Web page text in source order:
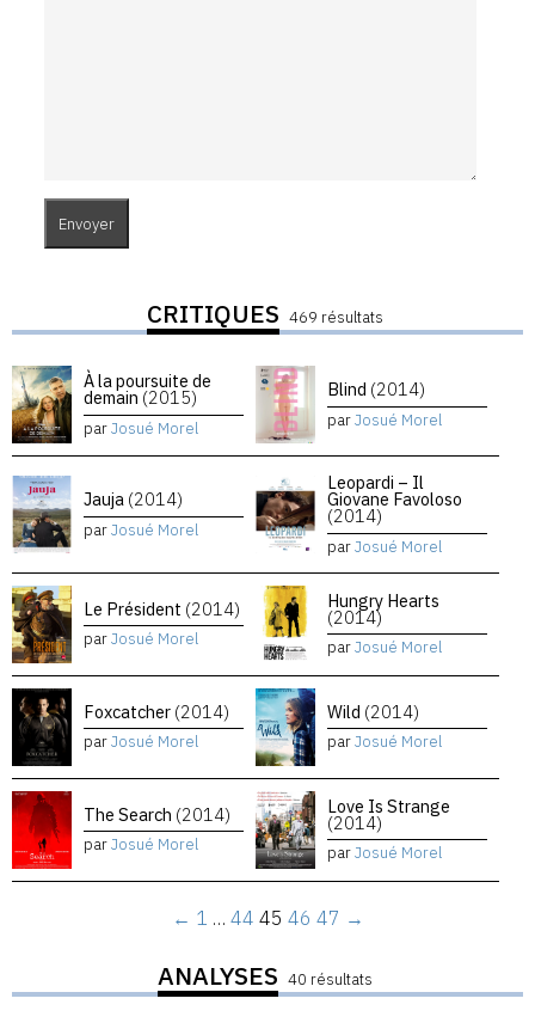
CRITIQUES 469 résultats
À la poursuite de
demain (2015)
parJosué Morel
Blind (2014)
parJosué Morel
Jauja (2014)
parJosué Morel
Leopardi – Il
Giovane Favoloso
(2014)
parJosué Morel
Le Président (2014)
parJosué Morel
Hungry Hearts
(2014)
parJosué Morel
Foxcatcher (2014)
parJosué Morel
Wild (2014)
parJosué Morel
The Search (2014)
parJosué Morel
Love Is Strange
(2014)
parJosué Morel
← 1 … 44 45 46 47 →
ANALYSES 40 résultats